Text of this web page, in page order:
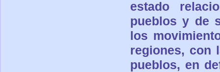
estado
pueblos y de
los
regiones, con
pueblos, en